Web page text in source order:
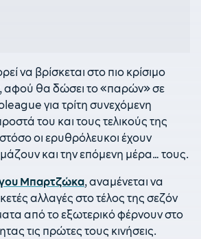
να βρίσκεται στο πιο κρίσιμο
αφού θα δώσει το «παρών» σε
για τρίτη συνεχόμενη
του και τους τελικούς της
οι ερυθρόλευκοι έχουν
και την επόμενη μέρα… τους.
Μπαρτζώκα, αναμένεται να
αλλαγές στο τέλος της σεζόν
από το εξωτερικό φέρνουν στο
τις πρώτες τους κινήσεις.